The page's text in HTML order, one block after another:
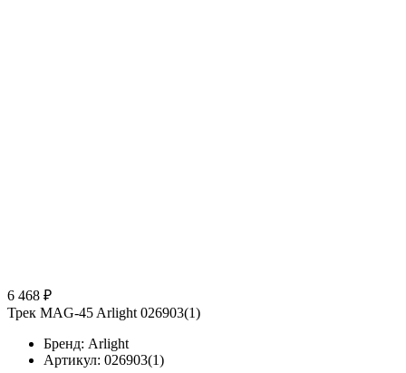
6 468 ₽
Трек MAG-45 Arlight 026903(1)
Бренд: Arlight
Артикул: 026903(1)